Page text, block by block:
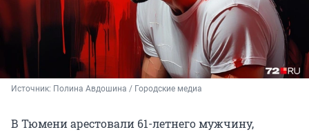
Источник: Полина Авдошина / Городские медиа
В Тюмени арестовали 61-летнего мужчину,